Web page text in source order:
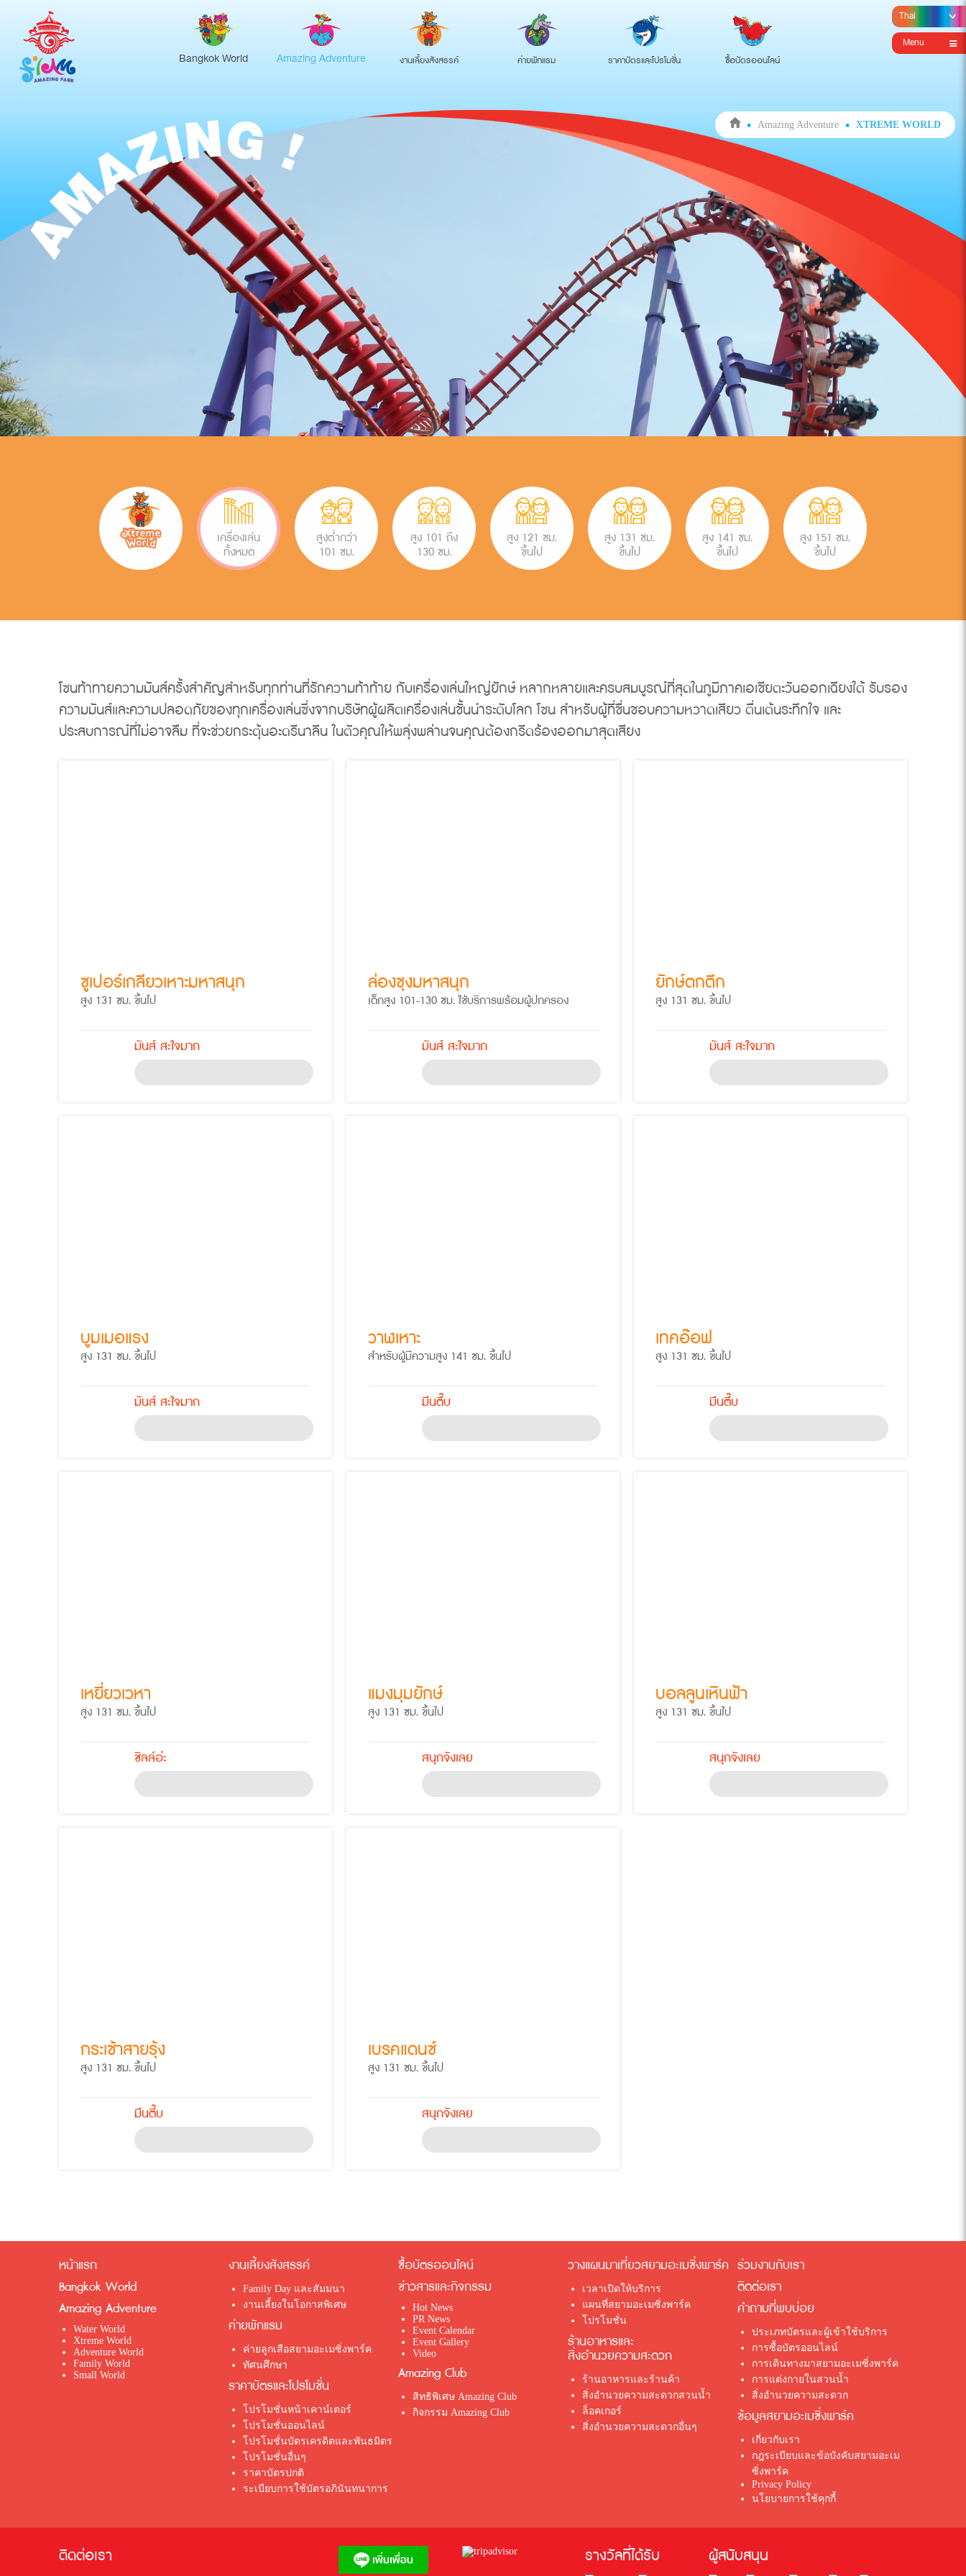
Bangkok World Amazing Adventure งานเลี้ยงสังสรรค์ ค่ายพักแรม ราคาบัตรและโปรโมชั่น ซื้อบัตรออนไลน์
Menu
Amazing Adventure XTREME WORLD
เครื่องเล่น
ทั้งหมด
สูงต่ำกว่า
101 ซม.
สูง 101 ถึง
130 ซม.
สูง 121 ซม.
ขึ้นไป
สูง 131 ซม.
ขึ้นไป
สูง 141 ซม.
ขึ้นไป
สูง 151 ซม.
ขึ้นไป
โซนท้าทายความมันส์ครั้งสำคัญสำหรับทุกท่านที่รักความท้าท้าย กับเครื่องเล่นใหญ่ยักษ์ หลากหลายและครบสมบูรณ์ที่สุดในภูมิภาคเอเชียตะวันออกเฉียงใต้ รับรอง
ความมันส์และความปลอดภัยของทุกเครื่องเล่นซึ่งจากบริษัทผู้ผลิตเครื่องเล่นชั้นนำระดับโลก โซน สำหรับผู้ที่ชื่นชอบความหวาดเสียว ตื่นเต้นระทึกใจ และ
ประสบการณ์ที่ไม่อาจลืม ที่จะช่วยกระตุ้นอะดรีนาลีน ในตัวคุณให้พลุ่งพล่านจนคุณต้องกรีดร้องออกมาสุดเสียง
ซูเปอร์เกลียวเหาะมหาสนุก
สูง 131 ซม. ขึ้นไป
มันส์ สะใจมาก
ล่องซุงมหาสนุก
เด็กสูง 101-130 ซม. ใช้บริการพร้อมผู้ปกครอง
มันส์ สะใจมาก
ยักษ์ตกตึก
สูง 131 ซม. ขึ้นไป
มันส์ สะใจมาก
บูมเมอแรง
สูง 131 ซม. ขึ้นไป
มันส์ สะใจมาก
วาฬเหาะ
สำหรับผู้มีความสูง 141 ซม. ขึ้นไป
มึนตึ๊บ
เทคอ๊อฟ
สูง 131 ซม. ขึ้นไป
มึนตึ๊บ
เหยี่ยวเวหา
สูง 131 ซม. ขึ้นไป
ชิลล์อ่ะ
แมงมุมยักษ์
สูง 131 ซม. ขึ้นไป
สนุกจังเลย
บอลลูนเหินฟ้า
สูง 131 ซม. ขึ้นไป
สนุกจังเลย
กระเช้าสายรุ้ง
สูง 131 ซม. ขึ้นไป
มึนตึ๊บ
เบรคแดนซ์
สูง 131 ซม. ขึ้นไป
สนุกจังเลย
หน้าแรก
Bangkok World
Amazing Adventure
Water World
Xtreme World
Adventure World
Family World
Small World
งานเลี้ยงสังสรรค์
Family Day และสัมมนา
งานเลี้ยงในโอกาสพิเศษ
ค่ายพักแรม
ค่ายลูกเสือสยามอะเมซิ่งพาร์ค
ทัศนศึกษา
ราคาบัตรและโปรโมชั่น
โปรโมชั่นหน้าเคาน์เตอร์
โปรโมชั่นออนไลน์
โปรโมชั่นบัตรเครดิตและพันธมิตร
โปรโมชั่นอื่นๆ
ราคาบัตรปกติ
ระเบียบการใช้บัตรอภินันทนาการ
ซื้อบัตรออนไลน์
ข่าวสารและกิจกรรม
Hot News
PR News
Event Calendar
Event Gallery
Video
Amazing Club
สิทธิพิเศษ Amazing Club
กิจกรรม Amazing Club
วางแผนมาเที่ยวสยามอะเมซิ่งพาร์ค
เวลาเปิดให้บริการ
แผนที่สยามอะเมซิ่งพาร์ค
โปรโมชั่น
ร้านอาหารและ
สิ่งอำนวยความสะดวก
ร้านอาหารและร้านค้า
สิ่งอำนวยความสะดวกสวนน้ำ
ล็อคเกอร์
สิ่งอำนวยความสะดวกอื่นๆ
ร่วมงานกับเรา
ติดต่อเรา
คำถามที่พบบ่อย
ประเภทบัตรและผู้เข้าใช้บริการ
การซื้อบัตรออนไลน์
การเดินทางมาสยามอะเมซิ่งพาร์ค
การแต่งกายในสวนน้ำ
สิ่งอำนวยความสะดวก
ข้อมูลสยามอะเมซิ่งพาร์ค
เกี่ยวกับเรา
กฎระเบียบและข้อบังคับสยามอะเม
ซิ่งพาร์ค
Privacy Policy
นโยบายการใช้คุกกี้
ติดต่อเรา รางวัลที่ได้รับ ผู้สนับสนุน